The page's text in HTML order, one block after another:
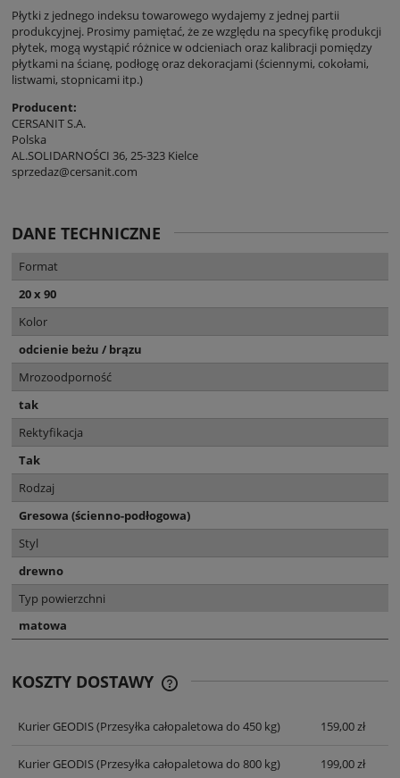
Płytki z jednego indeksu towarowego wydajemy z jednej partii
produkcyjnej. Prosimy pamiętać, że ze względu na specyfikę produkcji
płytek, mogą wystąpić różnice w odcieniach oraz kalibracji pomiędzy
płytkami na ścianę, podłogę oraz dekoracjami (ściennymi, cokołami,
listwami, stopnicami itp.)
Producent:
CERSANIT S.A.
Polska
AL.SOLIDARNOŚCI 36, 25-323 Kielce
sprzedaz@cersanit.com
DANE TECHNICZNE
Format
20 x 90
Kolor
odcienie beżu / brązu
Mrozoodporność
tak
Rektyfikacja
Tak
Rodzaj
Gresowa (ścienno-podłogowa)
Styl
drewno
Typ powierzchni
matowa
KOSZTY DOSTAWY
Kurier GEODIS(Przesyłka całopaletowa do 450 kg) 159,00 zł
Kurier GEODIS(Przesyłka całopaletowa do 800 kg) 199,00 zł